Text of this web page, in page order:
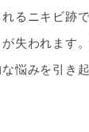
るニキビ跡
失われます
悩みを引き